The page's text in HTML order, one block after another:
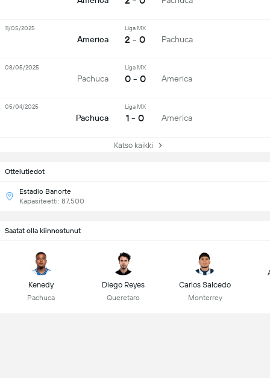
Ottelutiedot
Estadio Banorte
Kapasiteetti: 87,500
America
Liga MX
2 - 0 Pachuca
11/05/2025
Pachuca
Liga MX
0 - 0 America
08/05/2025
Pachuca
Liga MX
1 - 0 America
05/04/2025
Katso kaikki
Saatat olla kiinnostunut
Kenedy
Pachuca
Diego Reyes
Queretaro
Carlos Salcedo
Monterrey